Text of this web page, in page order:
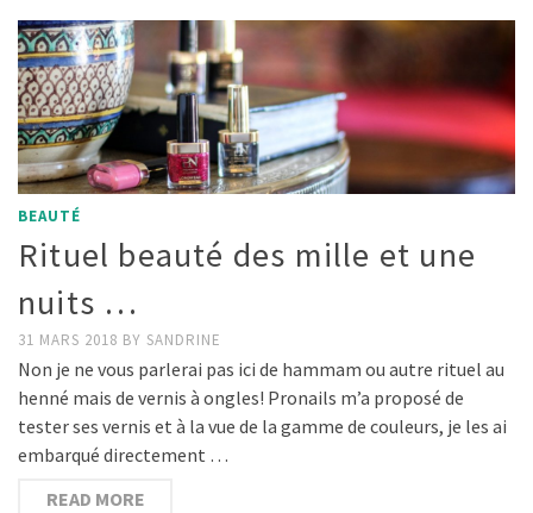
BEAUTÉ
Rituel beauté des mille et une
nuits …
31 MARS 2018 BY SANDRINE
Non je ne vous parlerai pas ici de hammam ou autre rituel au
henné mais de vernis à ongles! Pronails m’a proposé de
tester ses vernis et à la vue de la gamme de couleurs, je les ai
embarqué directement …
READ MORE